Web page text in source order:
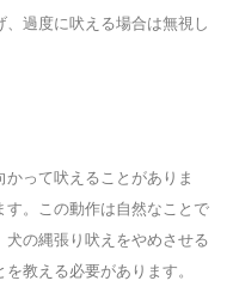
過度に吠える場合は無視し
って吠えることがありま
。この動作は自然なことで
の縄張り吠えをやめさせる
教える必要があります。